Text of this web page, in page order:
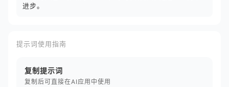
进步。
提示词使用指南
复制提示词
复制后可直接在AI应用中使用